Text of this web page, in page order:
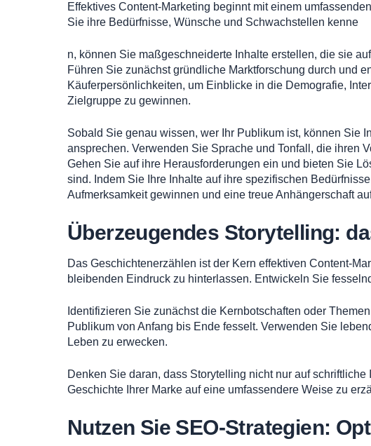
Effektives Content-Marketing beginnt mit einem
Sie ihre Bedürfnisse, Wünsche und Schwachstellen kenne
n, können Sie maßgeschneiderte Inhalte erstellen, die sie
Führen Sie zunächst gründliche Marktforschung durch und
Käuferpersönlichkeiten, um Einblicke in die Demografie,
Zielgruppe zu gewinnen.
Sobald Sie genau wissen, wer Ihr Publikum ist, können Sie
ansprechen. Verwenden Sie Sprache und Tonfall, die ihren
Gehen Sie auf ihre Herausforderungen ein und bieten Sie
sind. Indem Sie Ihre Inhalte auf ihre spezifischen
Aufmerksamkeit gewinnen und eine treue Anhängerschaft
Überzeugendes Storytelling:
Das Geschichtenerzählen ist der Kern effektiven Content-
bleibenden Eindruck zu hinterlassen. Entwickeln Sie
Identifizieren Sie zunächst die Kernbotschaften oder
Publikum von Anfang bis Ende fesselt. Verwenden Sie
Leben zu erwecken.
Denken Sie daran, dass Storytelling nicht nur auf
Geschichte Ihrer Marke auf eine umfassendere Weise zu
Nutzen Sie SEO-Strategien: